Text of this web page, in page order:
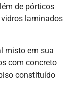
de pórticos
laminados
misto em sua
com concreto
constituído